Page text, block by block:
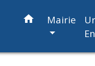
home Mairie